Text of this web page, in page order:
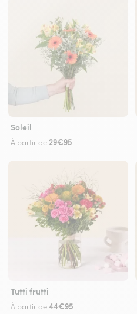
Soleil
À partir de29€95
Tutti frutti
À partir de44€95